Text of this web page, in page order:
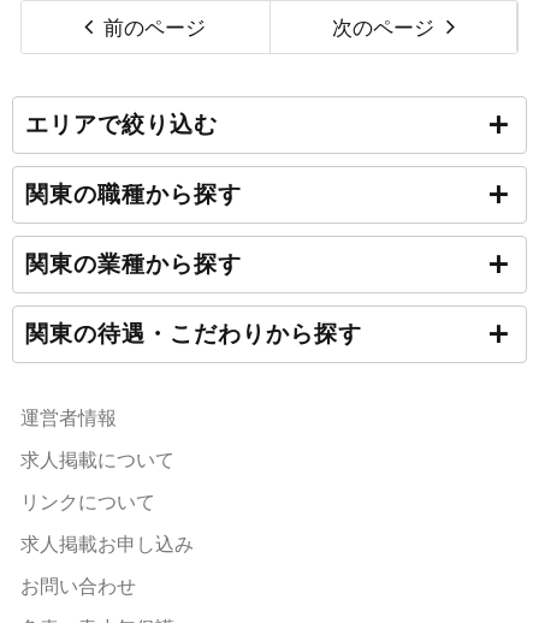
前のページ 次のページ
エリアで絞り込む
関東の職種から探す
関東の業種から探す
関東の待遇・こだわりから探す
運営者情報
求人掲載について
リンクについて
求人掲載お申し込み
お問い合わせ